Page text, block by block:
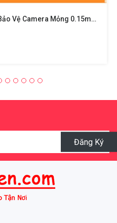
Miếng Dán Kính Cường Lực Bảo Vệ Camera Mỏng 0.15mm Cho IPhone Xs Max Hiệu BASEUS
Đăng Ký